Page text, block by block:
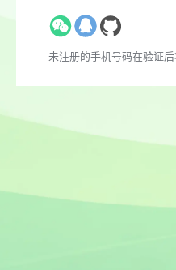
未注册的手机号码在验证后